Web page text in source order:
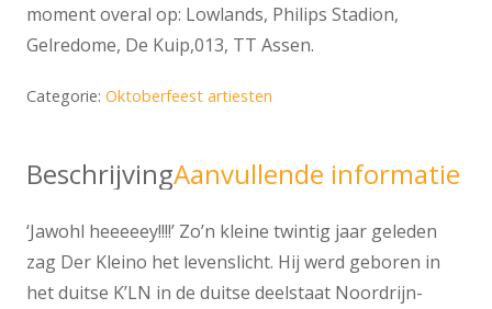
moment overal op: Lowlands, Philips Stadion,
Gelredome, De Kuip,013, TT Assen.
Categorie: Oktoberfeest artiesten
BeschrijvingAanvullende informatie
‘Jawohl heeeeey!!!!’ Zo’n kleine twintig jaar geleden
zag Der Kleino het levenslicht. Hij werd geboren in
het duitse K’LN in de duitse deelstaat Noordrijn-